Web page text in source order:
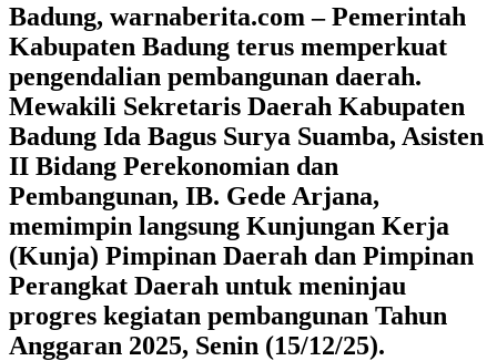
Badung, warnaberita.com – Pemerintah
Kabupaten Badung terus memperkuat
pengendalian pembangunan daerah.
Mewakili Sekretaris Daerah Kabupaten
Badung Ida Bagus Surya Suamba, Asisten
II Bidang Perekonomian dan
Pembangunan, IB. Gede Arjana,
memimpin langsung Kunjungan Kerja
(Kunja) Pimpinan Daerah dan Pimpinan
Perangkat Daerah untuk meninjau
progres kegiatan pembangunan Tahun
Anggaran 2025, Senin (15/12/25).